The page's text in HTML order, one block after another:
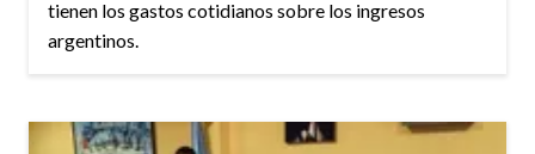
tienen los gastos cotidianos sobre los ingresos
argentinos.